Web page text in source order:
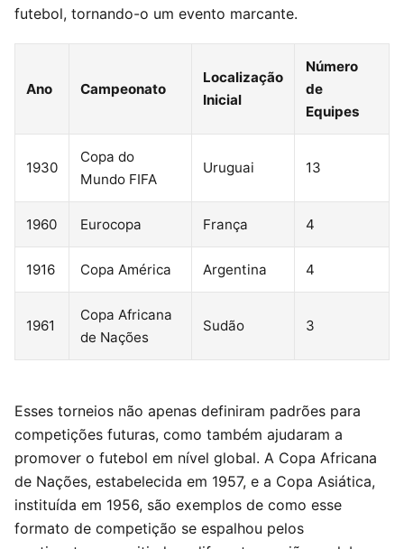
futebol, tornando-o um evento marcante.
Ano Campeonato
Localização
Inicial
Número
de
Equipes
1930
Copa do
Mundo FIFA
Uruguai 13
1960 Eurocopa França 4
1916 Copa América Argentina 4
1961
Copa Africana
de Nações
Sudão 3
Esses torneios não apenas definiram padrões para
competições futuras, como também ajudaram a
promover o futebol em nível global. A Copa Africana
de Nações, estabelecida em 1957, e a Copa Asiática,
instituída em 1956, são exemplos de como esse
formato de competição se espalhou pelos